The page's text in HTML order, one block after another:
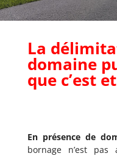
La
domaine
que c’est
En présence de
bornage n’est